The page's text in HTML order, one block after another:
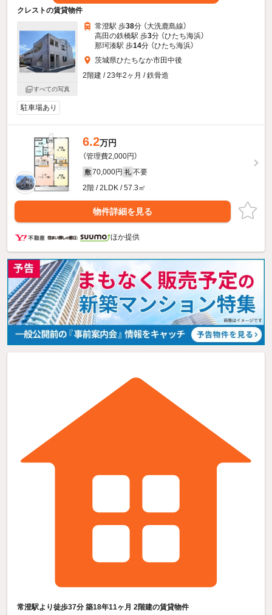
クレストの賃貸物件
すべての写真
常澄駅 歩38分 （大洗鹿島線）
高田の鉄橋駅 歩3分 （ひたち海浜）
那珂湊駅 歩14分 （ひたち海浜）
茨城県ひたちなか市田中後
2階建 / 23年2ヶ月 / 鉄骨造
駐車場あり
6.2万円
（管理費2,000円）
敷 70,000円 礼 不要
2階 / 2LDK / 57.3㎡
物件詳細を見る
ほか提供
常澄駅より徒歩37分 築18年11ヶ月 2階建の賃貸物件